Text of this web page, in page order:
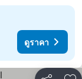
ดูราคา